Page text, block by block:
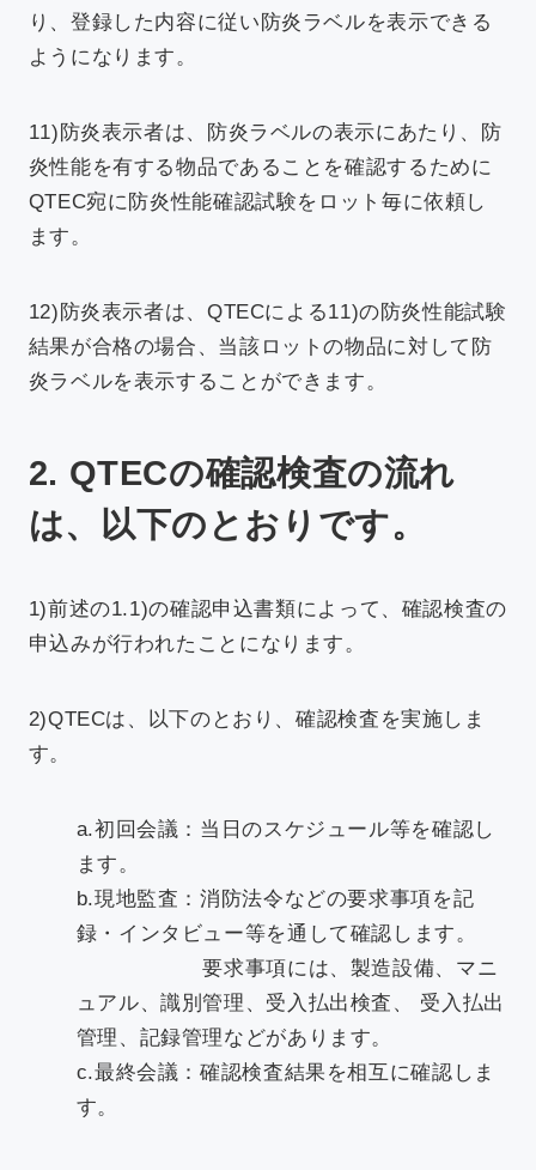
り、登録した内容に従い防炎ラベルを表示できる
ようになります。
11)防炎表示者は、防炎ラベルの表示にあたり、防
炎性能を有する物品であることを確認するために
QTEC宛に防炎性能確認試験をロット毎に依頼し
ます。
12)防炎表示者は、QTECによる11)の防炎性能試験
結果が合格の場合、当該ロットの物品に対して防
炎ラベルを表示することができます。
2. QTECの確認検査の流れ
は、以下のとおりです。
1)前述の1.1)の確認申込書類によって、確認検査の
申込みが行われたことになります。
2)QTECは、以下のとおり、確認検査を実施しま
す。
a.初回会議：当日のスケジュール等を確認し
ます。
b.現地監査：消防法令などの要求事項を記
録・インタビュー等を通して確認します。
要求事項には、製造設備、マニ
ュアル、識別管理、受入払出検査、 受入払出
管理、記録管理などがあります。
c.最終会議：確認検査結果を相互に確認しま
す。